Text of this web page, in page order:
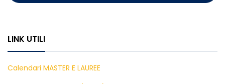
LINK UTILI
Calendari MASTER E LAUREE